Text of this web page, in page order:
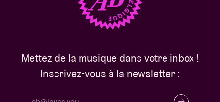
Mettez de la musique dans votre inbox !
Inscrivez-vous à la newsletter :